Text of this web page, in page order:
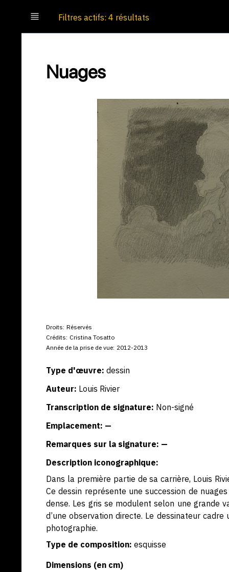
Filtres actifs: 4 résultats
Nuages
Droits: Réservés
Crédits: Cristina Tosatto
Année de la prise de vue: 2012-2013
Type d'œuvre: dessin
Auteur: Louis Rivier
Transcription de signature: Non-signé
Emplacement: —
Remarques sur la signature: —
Description iconographique:
Dans la première partie de sa carrière, Louis
Ce dessin représente une succession de
dense. Les gris se modulent selon une grande
d’une observation directe. Le dessinateur cadre
photographie.
Type de composition: esquisse
Dimensions (en cm)